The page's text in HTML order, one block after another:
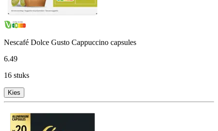
Nescafé Dolce Gusto Cappuccino capsules
6.49
16 stuks
Kies